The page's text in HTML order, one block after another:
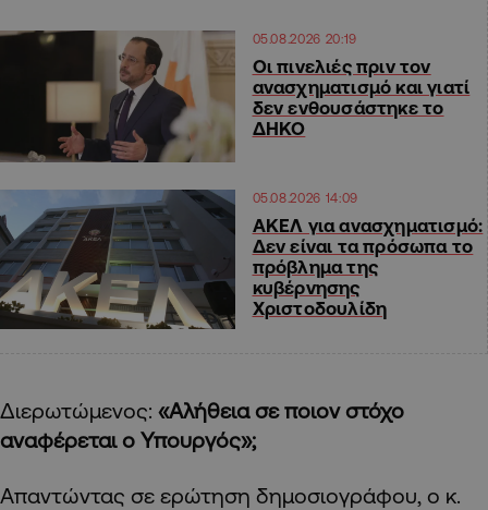
05.08.2026 20:19
Οι πινελιές πριν τον
ανασχηματισμό και γιατί
δεν ενθουσάστηκε το
ΔΗΚΟ
05.08.2026 14:09
ΑΚΕΛ για ανασχηματισμό:
Δεν είναι τα πρόσωπα το
πρόβλημα της
κυβέρνησης
Χριστοδουλίδη
Διερωτώμενος: «Αλήθεια σε ποιον στόχο
αναφέρεται ο Υπουργός»;
Απαντώντας σε ερώτηση δημοσιογράφου, ο κ.